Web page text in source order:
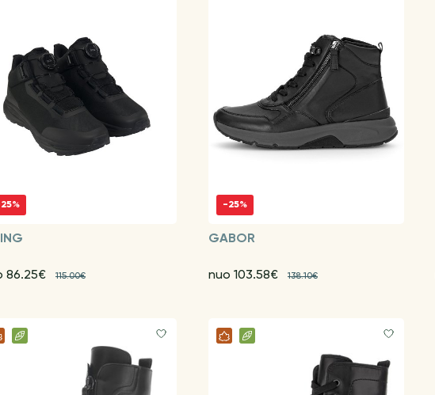
86.25€ 115.00€
-25%
GABOR
nuo 103.58€ 138.10€